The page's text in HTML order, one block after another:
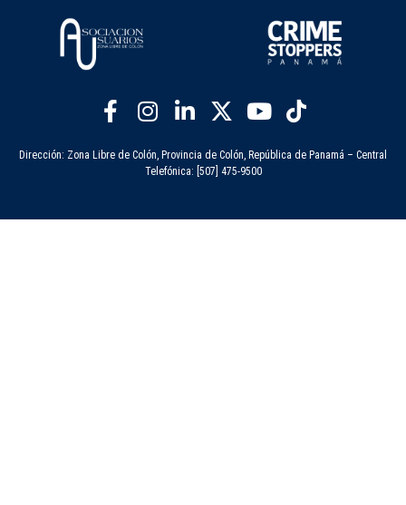
Dirección: Zona Libre de Colón, Provincia de Colón, República de Panamá – Central
Telefónica: [507] 475-9500